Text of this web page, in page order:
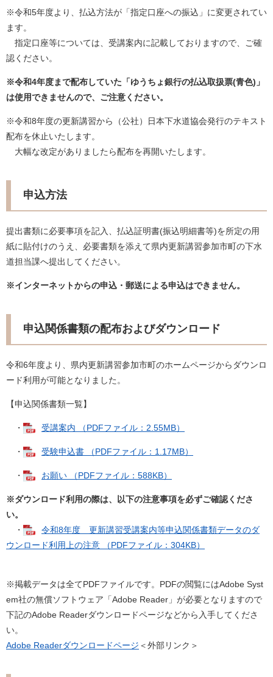
※令和5年度より、払込方法が「指定口座への振込」に変更されてい
ます。
指定口座等については、受講案内に記載しておりますので、ご確
認ください。
※令和4年度まで配布していた「ゆうちょ銀行の払込取扱票(青色)」
は使用できませんので、ご注意ください。​
※令和8年度の更新講習から（公社）日本下水道協会発行のテキスト
配布を休止いたします。
大幅な改定がありましたら配布を再開いたします。
申込方法
提出書類に必要事項を記入、払込証明書(振込明細書等)を所定の用
紙に貼付けのうえ、必要書類を添えて県内更新講習参加市町の下水
道担当課へ提出してください。
※インターネットからの申込・郵送による申込はできません。
申込関係書類の配布およびダウンロード
​令和6年度より、県内更新講習参加市町のホームページからダウンロ
ード利用が可能となりました。
【申込関係書類一覧】
・ 受講案内 （PDFファイル：2.55MB）
・ 受験申込書 （PDFファイル：1.17MB）
・ お願い （PDFファイル：588KB）
※ダウンロード利用の際は、以下の注意事項を必ずご確認くださ
い。
・
令和8年度 更新講習受講案内等申込関係書類データのダ
ウンロード利用上の注意 （PDFファイル：304KB）
※掲載データは全てPDFファイルです。PDFの閲覧にはAdobe Syst
em社の無償ソフトウェア「Adobe Reader」が必要となりますので
下記のAdobe Readerダウンロードページなどから入手してくださ
い。
Adobe Readerダウンロードページ ＜外部リンク＞